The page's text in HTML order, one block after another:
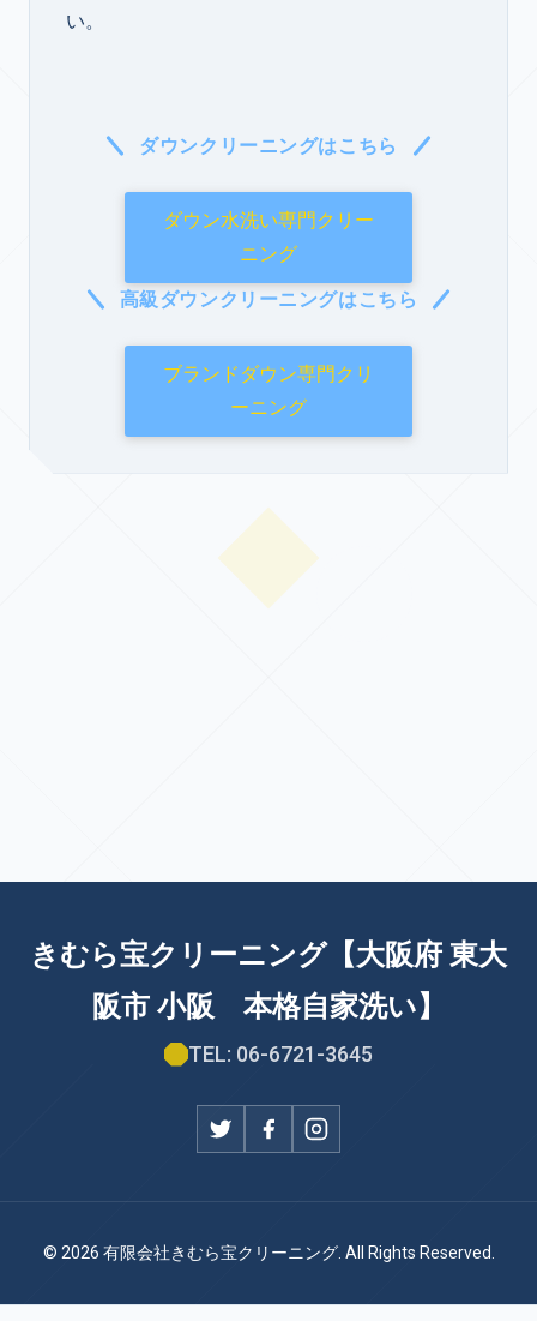
い。
ダウンクリーニングはこちら
ダウン水洗い専門クリー
ニング
高級ダウンクリーニングはこちら
ブランドダウン専門クリ
ーニング
きむら宝クリーニング【大阪府 東大
阪市 小阪 本格自家洗い】
TEL: 06-6721-3645
© 2026 有限会社きむら宝クリーニング. All Rights Reserved.